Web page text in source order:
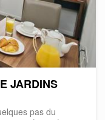
JARDINS
pas du